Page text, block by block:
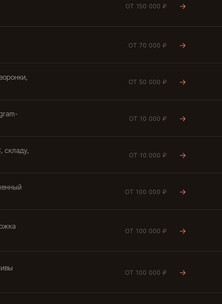
ОТ 150 000 ₽ →
ОТ 70 000 ₽ →
ОТ 50 000 ₽ →
ОТ 10 000 ₽ →
складу,
ОТ 10 000 ₽ →
ОТ 100 000 ₽ →
ОТ 100 000 ₽ →
ОТ 100 000 ₽ →